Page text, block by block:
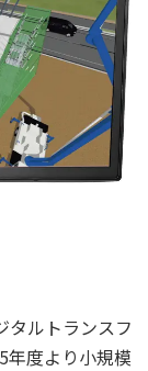
タルトランスフ
年度より小規模